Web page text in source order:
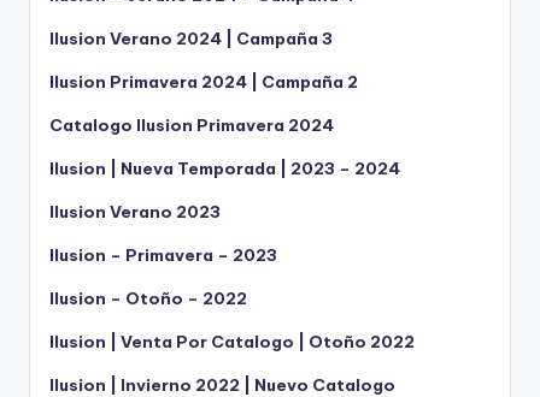
Ilusion Verano 2024 | Campaña 3
Ilusion Primavera 2024 | Campaña 2
Catalogo Ilusion Primavera 2024
Ilusion | Nueva Temporada | 2023 – 2024
Ilusion Verano 2023
Ilusion – Primavera – 2023
Ilusion – Otoño – 2022
Ilusion | Venta Por Catalogo | Otoño 2022
Ilusion | Invierno 2022 | Nuevo Catalogo